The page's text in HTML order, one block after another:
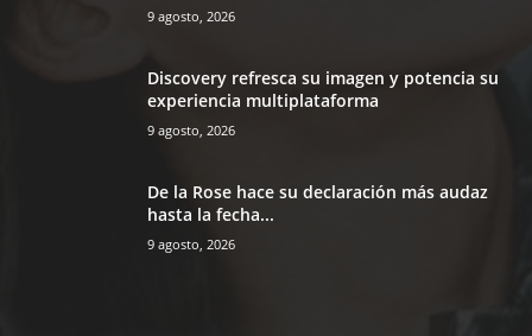
9 agosto, 2026
Discovery refresca su imagen y potencia su
experiencia multiplataforma
9 agosto, 2026
De la Rose hace su declaración más audaz
hasta la fecha...
9 agosto, 2026